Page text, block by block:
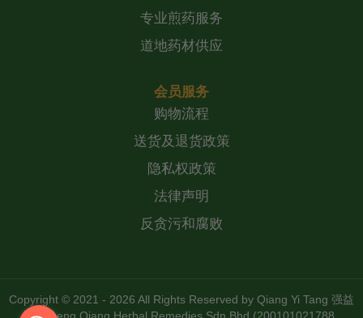
专业煎药服务
道地药材供应
会员服务
购物流程
送货及退货政策
隐私权政策
法律声明
反贪污和腐败
Copyright © 2021 - 2026 All Rights Reserved by Qiang Yi Tang 强益